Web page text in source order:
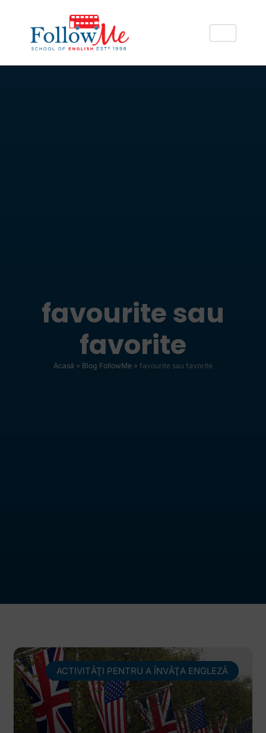
favourite sau
favorite
Acasă » Blog FollowMe » favourite sau favorite
ACTIVITĂŢI PENTRU A ÎNVĂŢA ENGLEZĂ